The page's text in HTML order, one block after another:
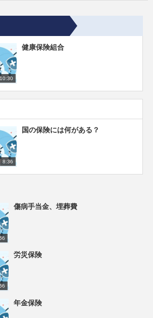
10:30
健康保険組合
8:36
国の保険には何がある？
傷病手当金、埋葬費
労災保険
年金保険